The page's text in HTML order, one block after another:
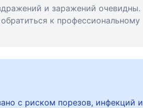
и заражений очевидны.
к профессиональному
с риском порезов, инфекций и